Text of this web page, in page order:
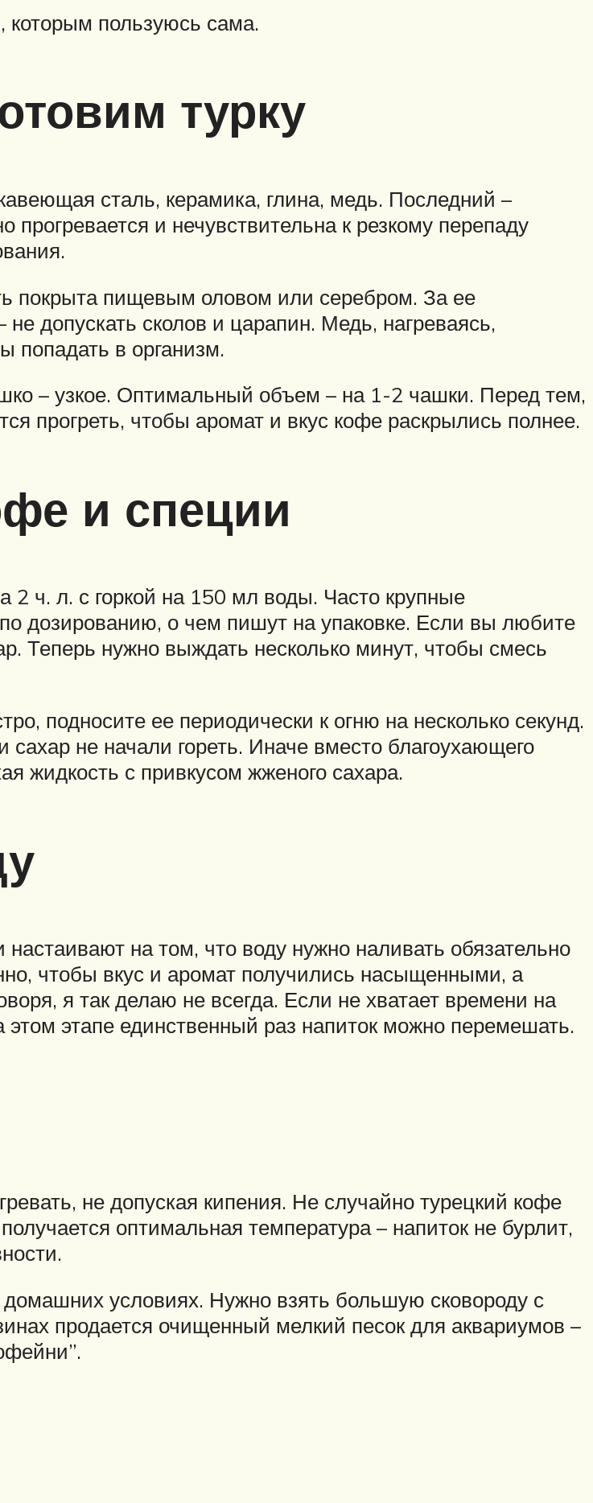
которым пользуюсь сама.
турку
сталь, керамика, глина, медь. Последний –
и нечувствительна к резкому перепаду
покрыта пищевым оловом или серебром. За ее
допускать сколов и царапин. Медь, нагреваясь,
попадать в организм.
– узкое. Оптимальный объем – на 1-2 чашки. Перед тем,
прогреть, чтобы аромат и вкус кофе раскрылись полнее.
и специи
2 ч. л. с горкой на 150 мл воды. Часто крупные
дозированию, о чем пишут на упаковке. Если вы любите
Теперь нужно выждать несколько минут, чтобы смесь
подносите ее периодически к огню на несколько секунд.
не начали гореть. Иначе вместо благоухающего
жидкость с привкусом жженого сахара.
на том, что воду нужно наливать обязательно
чтобы вкус и аромат получились насыщенными, а
я так делаю не всегда. Если не хватает времени на
этапе единственный раз напиток можно перемешать.
не допуская кипения. Не случайно турецкий кофе
оптимальная температура – напиток не бурлит,
условиях. Нужно взять большую сковороду с
продается очищенный мелкий песок для аквариумов –